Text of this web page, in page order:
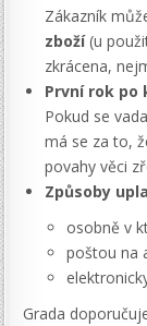
Zákazník
zboží(u
zkrácena,
První rok po
Pokud se
má se za to,
povahy věci
Způsoby
osobně v
poštou na
Grada